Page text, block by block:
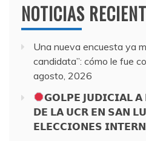
NOTICIAS
Una nueva encuesta ya
candidata”: cómo le fue
agosto, 2026
𝗚𝗢𝗟𝗣𝗘 𝗝𝗨𝗗𝗜𝗖𝗜𝗔𝗟
𝗗𝗘 𝗟𝗔 𝗨𝗖𝗥 𝗘𝗡 𝗦𝗔𝗡
𝗘𝗟𝗘𝗖𝗖𝗜𝗢𝗡𝗘𝗦